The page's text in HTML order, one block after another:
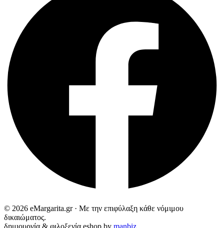
© 2026 eMargarita.gr · Με την επιφύλαξη κάθε νόμιμου
δικαιώματος.
δημιουργία & φιλοξενία eshop by manbiz